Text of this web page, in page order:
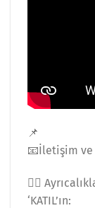
📌
📧İletişim
👉🏻
‘KATIL’ın: